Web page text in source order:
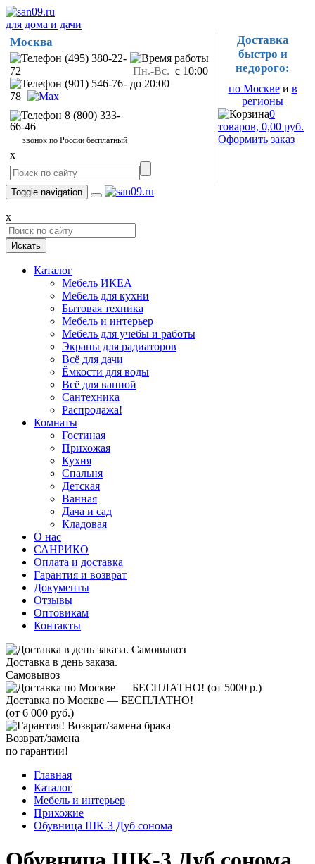
для дома и дачи
Москва
(495) 380-22-
72
(901) 546-76-
78
8 (800) 333-
66-46
звонок по России бесплатный
Пн.-Вс. с 10:00
до 20:00
x
Доставка
быстро и
недорого:
по Москвеи в
регионы
0
товаров, 0,00 руб.
Оформить заказ
Toggle navigation
x
Искать
Каталог
Мебель ИКЕА
Мебель для кухни
Бытовая техника
Мебель и интерьер
Мебель для учебы и работы
Экраны для радиаторов
Всё для дачи
Ёмкости для воды
Всё для ванной
Сантехника
Распродажа!
Комнаты
Гостиная
Прихожая
Кухня
Спальня
Детская
Ванная
Дача и сад
Кладовая
О нас
САНРИКО
Оплата и доставка
Гарантия и возврат
Документы
Отзывы
Оптовикам
Контакты
Доставка в день заказа.
Самовывоз
Доставка по Москве — БЕСПЛАТНО!
(от 6 000 руб.)
Возврат/замена
по гарантии!
Главная
Каталог
Мебель и интерьер
Прихожие
Обувница ШК-3 Дуб сонома